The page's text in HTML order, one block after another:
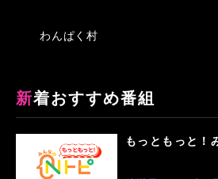
わんぱく村
新着おすすめ番組
もっともっと！